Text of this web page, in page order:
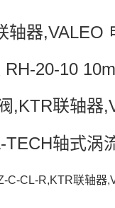
轴器,VALEO
20-10
,KTR联轴器
TECH轴式涡
C-CL-R,KTR联轴器